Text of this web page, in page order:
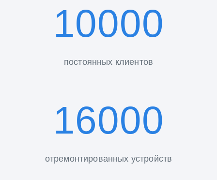
10000
постоянных клиентов
16000
отремонтированных устройств